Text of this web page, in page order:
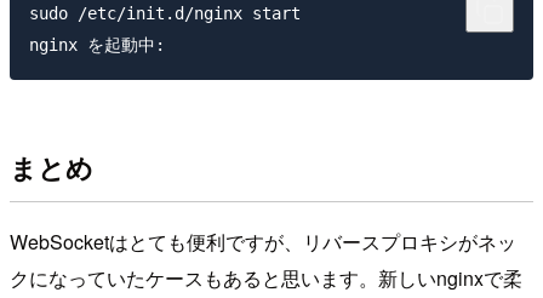
sudo /etc/init.d/nginx start
まとめ
WebSocketはとても便利ですが、リバースプロキシがネッ
クになっていたケースもあると思います。新しいnginxで柔